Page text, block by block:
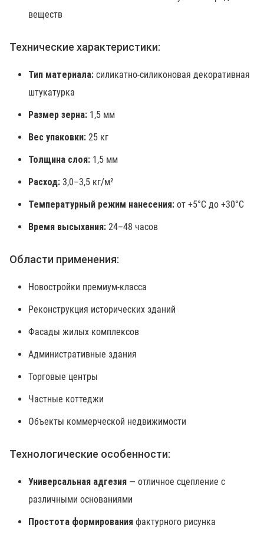
веществ
Технические характеристики:
Тип материала: силикатно-силиконовая декоративная
штукатурка
Размер зерна: 1,5 мм
Вес упаковки: 25 кг
Толщина слоя: 1,5 мм
Расход: 3,0–3,5 кг/м²
Температурный режим нанесения: от +5°C до +30°C
Время высыхания: 24–48 часов
Области применения:
Новостройки премиум-класса
Реконструкция исторических зданий
Фасады жилых комплексов
Административные здания
Торговые центры
Частные коттеджи
Объекты коммерческой недвижимости
Технологические особенности:
Универсальная адгезия — отличное сцепление с
различными основаниями
Простота формирования фактурного рисунка